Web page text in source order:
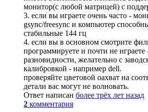
монитор(с любой матрицей) с
3. если вы играете очень часто -
gsync/freesync и компьютер
стабильные 144 гц
4. если вы в основном смотрите
программируете и почти не играете
разновидности, желательно с
калибровкой - например dell.
проверяйте цветовой оахват на
детали вас могут не волновать.
Ответ написан более трёх лет назад
2 комментария